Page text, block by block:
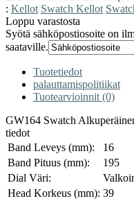
: Kellot Swatch Kellot
Loppu varastosta
Syötä sähköpostiosoite on
saataville.
Tuotetiedot
palauttamispolitiikat
Tuotearvioinnit (0)
GW164 Swatch
tiedot
Band Leveys (mm):
16
Band Pituus (mm):
195
Dial Väri:
Head Korkeus (mm): 39